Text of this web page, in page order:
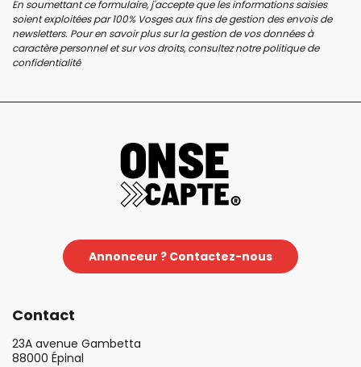
En soumettant ce formulaire, j'accepte que les informations saisies
soient exploitées par 100% Vosges aux fins de gestion des envois de
newsletters. Pour en savoir plus sur la gestion de vos données à
caractère personnel et sur vos droits, consultez notrepolitique de
confidentialité
Annonceur ? Contactez-nous
Contact
23A avenue Gambetta
88000 Épinal